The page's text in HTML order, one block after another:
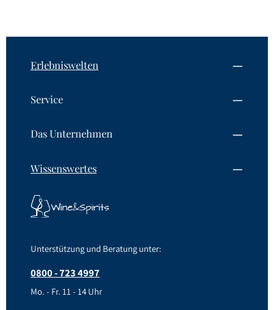
Erlebniswelten
Service
Das Unternehmen
Wissenswertes
Unterstützung und Beratung unter:
0800 - 723 4997
Mo. - Fr. 11 - 14 Uhr